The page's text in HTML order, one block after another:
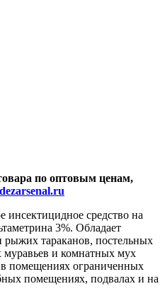
по оптовым ценам,
инсектицидное средство на
3%. Обладает
тараканов, постельных
и комнатных мух
помещениях ограниченных
помещениях, подвалах и на